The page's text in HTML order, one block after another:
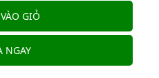
GIỎ
NGAY
Văn Phòng Cấu Hình
Ram 16, SSD 515GB, 24Inch